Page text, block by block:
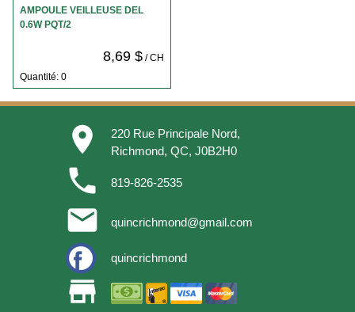
AMPOULE VEILLEUSE DEL
0.6W PQT/2
8,69 $/ CH
Quantité: 0
place
220 Rue Principale Nord,
Richmond, QC, J0B2H0
phone 819-826-2535
email quincrichmond@gmail.com
quincrichmond
store